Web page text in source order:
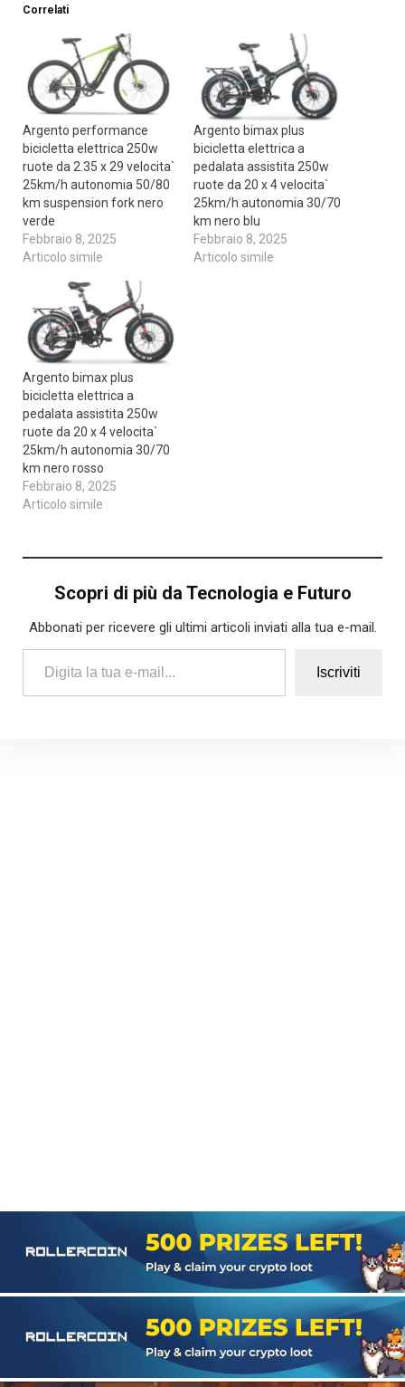
Correlati
Argento performance
bicicletta elettrica 250w
ruote da 2.35 x 29 velocita`
25km/h autonomia 50/80
km suspension fork nero
verde
Febbraio 8, 2025
Articolo simile
Argento bimax plus
bicicletta elettrica a
pedalata assistita 250w
ruote da 20 x 4 velocita`
25km/h autonomia 30/70
km nero blu
Febbraio 8, 2025
Articolo simile
Argento bimax plus
bicicletta elettrica a
pedalata assistita 250w
ruote da 20 x 4 velocita`
25km/h autonomia 30/70
km nero rosso
Febbraio 8, 2025
Articolo simile
Scopri di più da Tecnologia e Futuro
Abbonati per ricevere gli ultimi articoli inviati alla tua e-mail.
Digita la tua e-mail...
Iscriviti